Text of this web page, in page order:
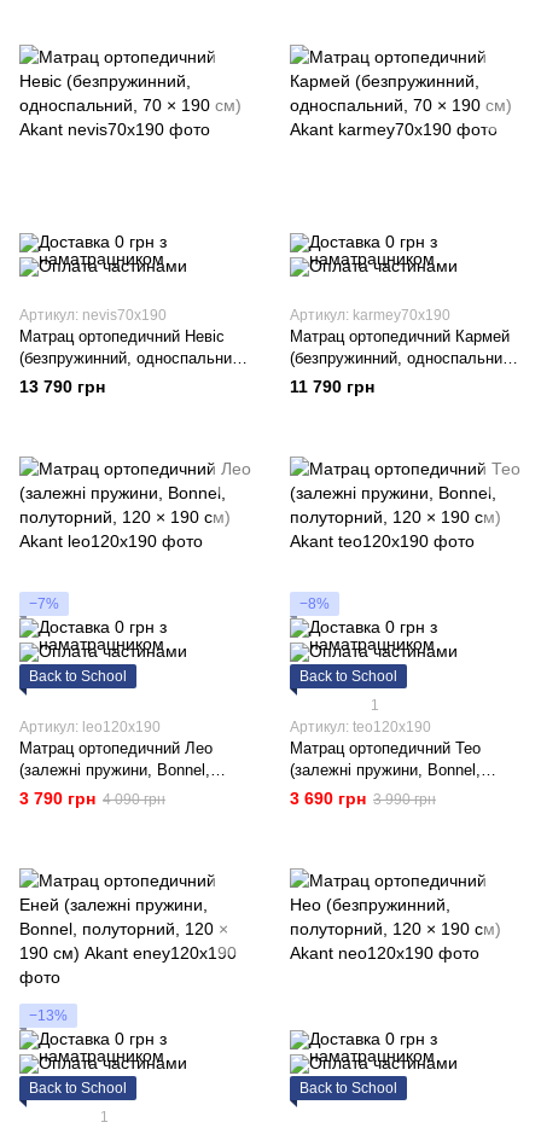
Артикул: nevis70x190
Матрац ортопедичний Невіс
(безпружинний, односпальний,
70 × 190 см) Akant
13 790 грн
Артикул: karmey70x190
Матрац ортопедичний Кармей
(безпружинний, односпальний,
70 × 190 см) Akant
11 790 грн
−7%
Back to School
Артикул: leo120x190
Матрац ортопедичний Лео
(залежні пружини, Bonnel,
полуторний, 120 × 190 см)
3 790 грн 4 090 грн
−8%
Back to School
1
Артикул: teo120x190
Матрац ортопедичний Тео
(залежні пружини, Bonnel,
полуторний, 120 × 190 см)
3 690 грн 3 990 грн
−13%
Back to School
1
Back to School